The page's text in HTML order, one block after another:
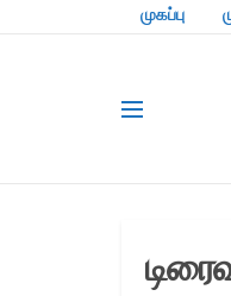
முகப்பு